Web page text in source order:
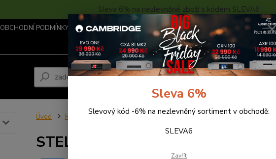
Sleva 6% na nezlevněné zboží s kódem SLEVA6
OBCHODNÍ PODMÍNKY ... KONTAKTY O NÁS
POPTÁVKA ZBOŽÍ - KALKULACE
Hledat
Úvod Reprosoustavy STELL SHO 5000
STELL SHO 5000
Sleva 6%
Slevový kód -6% na nezlevněný sortiment v obchodě:
SLEVA6
Zavřít